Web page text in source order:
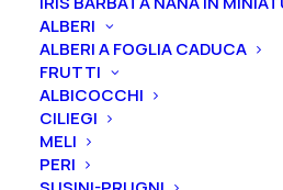
ALBERI
ALBERI A FOGLIA CADUCA
FRUTTI
ALBICOCCHI
CILIEGI
MELI
PERI
Dimensione vaso
Peonia
suffruticosa